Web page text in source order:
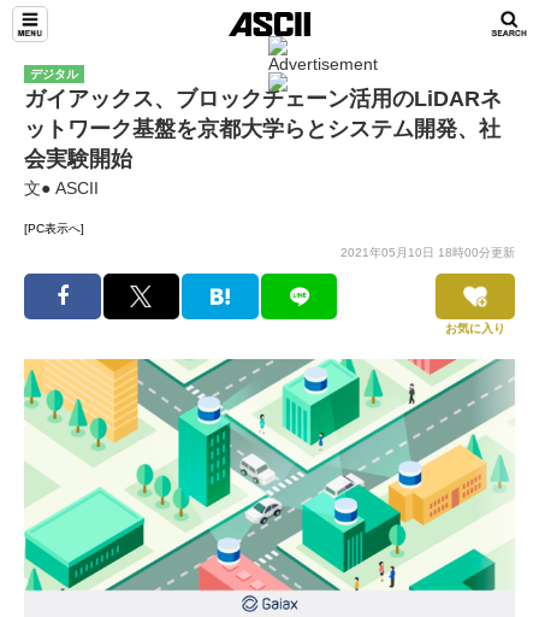
デジタル
ガイアックス、ブロックチェーン活用のLiDARネ
ットワーク基盤を京都大学らとシステム開発、社
会実験開始
文● ASCII
[PC表示へ]
2021年05月10日 18時00分更新
お気に入り